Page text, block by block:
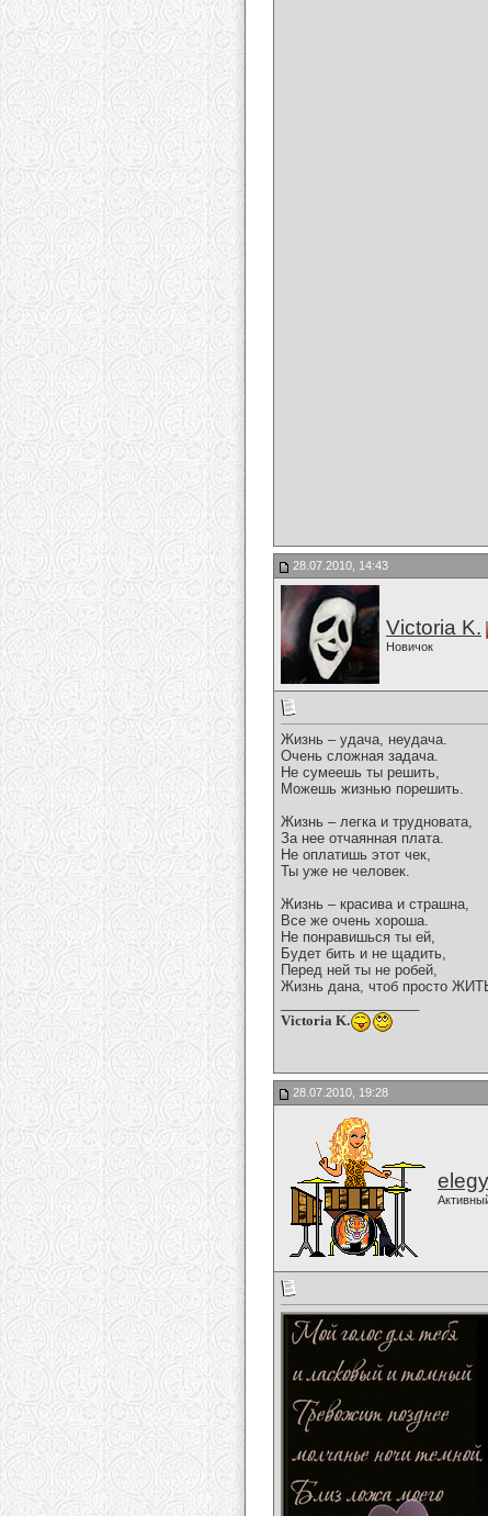
28.07.2010, 14:43
Victoria K.
Новичок
Жизнь – удача, неудача.
Очень сложная задача.
Не сумеешь ты решить,
Можешь жизнью порешить.
Жизнь – легка и трудновата,
За нее отчаянная плата.
Не оплатишь этот чек,
Ты уже не человек.
Жизнь – красива и страшна,
Все же очень хороша.
Не понравишься ты ей,
Будет бить и не щадить,
Перед ней ты не робей,
Жизнь дана, чтоб просто
Victoria K.
28.07.2010, 19:28
elegy